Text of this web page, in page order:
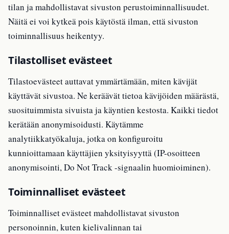
tilan ja mahdollistavat sivuston perustoiminnallisuudet.
Näitä ei voi kytkeä pois käytöstä ilman, että sivuston
toiminnallisuus heikentyy.
Tilastolliset evästeet
Tilastoevästeet auttavat ymmärtämään, miten kävijät
käyttävät sivustoa. Ne keräävät tietoa kävijöiden määrästä,
suosituimmista sivuista ja käyntien kestosta. Kaikki tiedot
kerätään anonymisoidusti. Käytämme
analytiikkatyökaluja, jotka on konfiguroitu
kunnioittamaan käyttäjien yksityisyyttä (IP-osoitteen
anonymisointi, Do Not Track -signaalin huomioiminen).
Toiminnalliset evästeet
Toiminnalliset evästeet mahdollistavat sivuston
personoinnin, kuten kielivalinnan tai